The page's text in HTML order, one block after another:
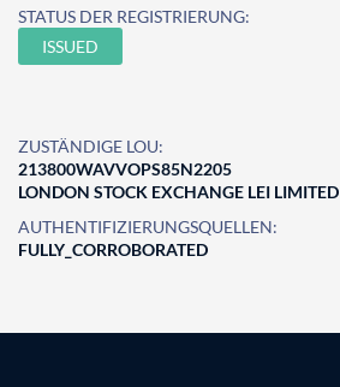
STATUS DER REGISTRIERUNG:
ISSUED
ZUSTÄNDIGE LOU:
213800WAVVOPS85N2205
LONDON STOCK EXCHANGE LEI LIMITED
AUTHENTIFIZIERUNGSQUELLEN:
FULLY_CORROBORATED